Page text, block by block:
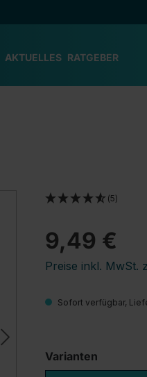
AKTUELLES RATGEBER
9,49 €
Preise inkl. MwSt.
(5)
Sofort verfügbar,
Varianten